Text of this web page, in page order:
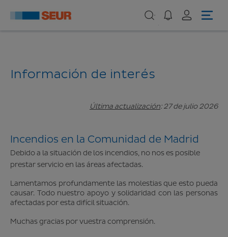
Información de interés
Última actualización: 27 de julio 2026
Incendios en la Comunidad de Madrid
Debido a la situación de los incendios, no nos es posible
prestar servicio en las áreas afectadas.
Lamentamos profundamente las molestias que esto pueda
causar. Todo nuestro apoyo y solidaridad con las personas
afectadas por esta difícil situación.
Muchas gracias por vuestra comprensión.